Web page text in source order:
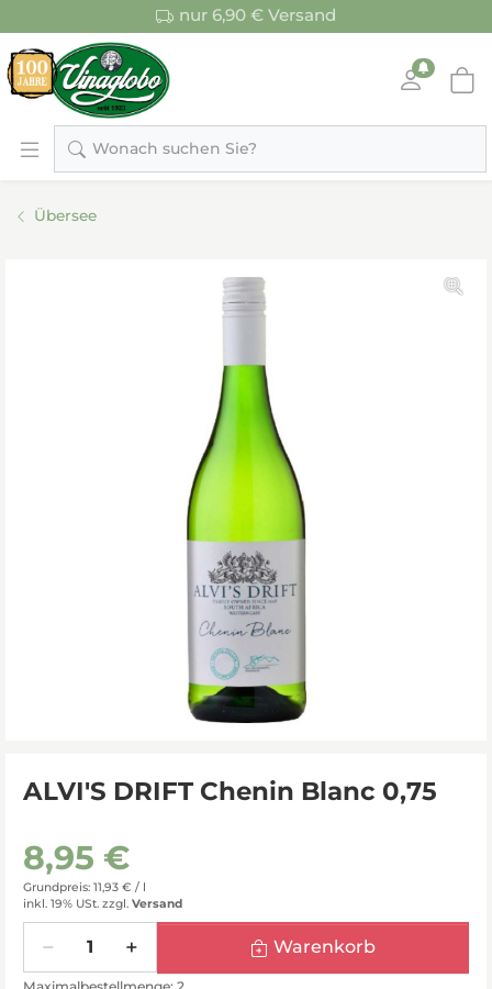
nur 6,90 € Versand
Wonach suchen Sie?
Übersee
ALVI'S DRIFT Chenin Blanc 0,75
8,95 €
Grundpreis: 11,93 € / l
inkl. 19% USt. zzgl. Versand
Warenkorb